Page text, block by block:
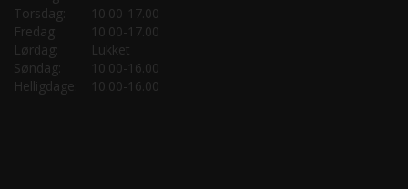
Torsdag:
10.00-17.00
Fredag:
10.00-17.00
Lørdag:
Lukket
Søndag:
10.00-16.00
Helligdage:
10.00-16.00